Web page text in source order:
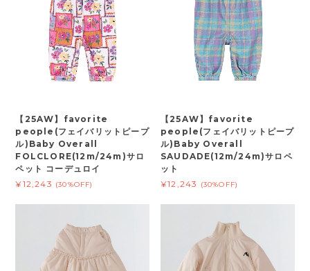
【25AW】favorite
people(フェイバリットピープ
ル)Baby Overall
FOLCLORE(12m/24m)サロ
ペット コーデュロイ
¥12,243 (30%OFF)
【25AW】favorite
people(フェイバリットピープ
ル)Baby Overall
SAUDADE(12m/24m)サロペ
ット
¥12,243
(30%OFF)